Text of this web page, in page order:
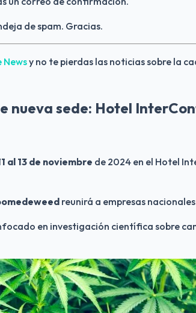
de spam. Gracias.
News y no te pierdas las noticias sobre la
nueva sede: Hotel
al 13 de noviembre de 2024 en el Hotel
reunirá a empresas
en investigación científica sobre